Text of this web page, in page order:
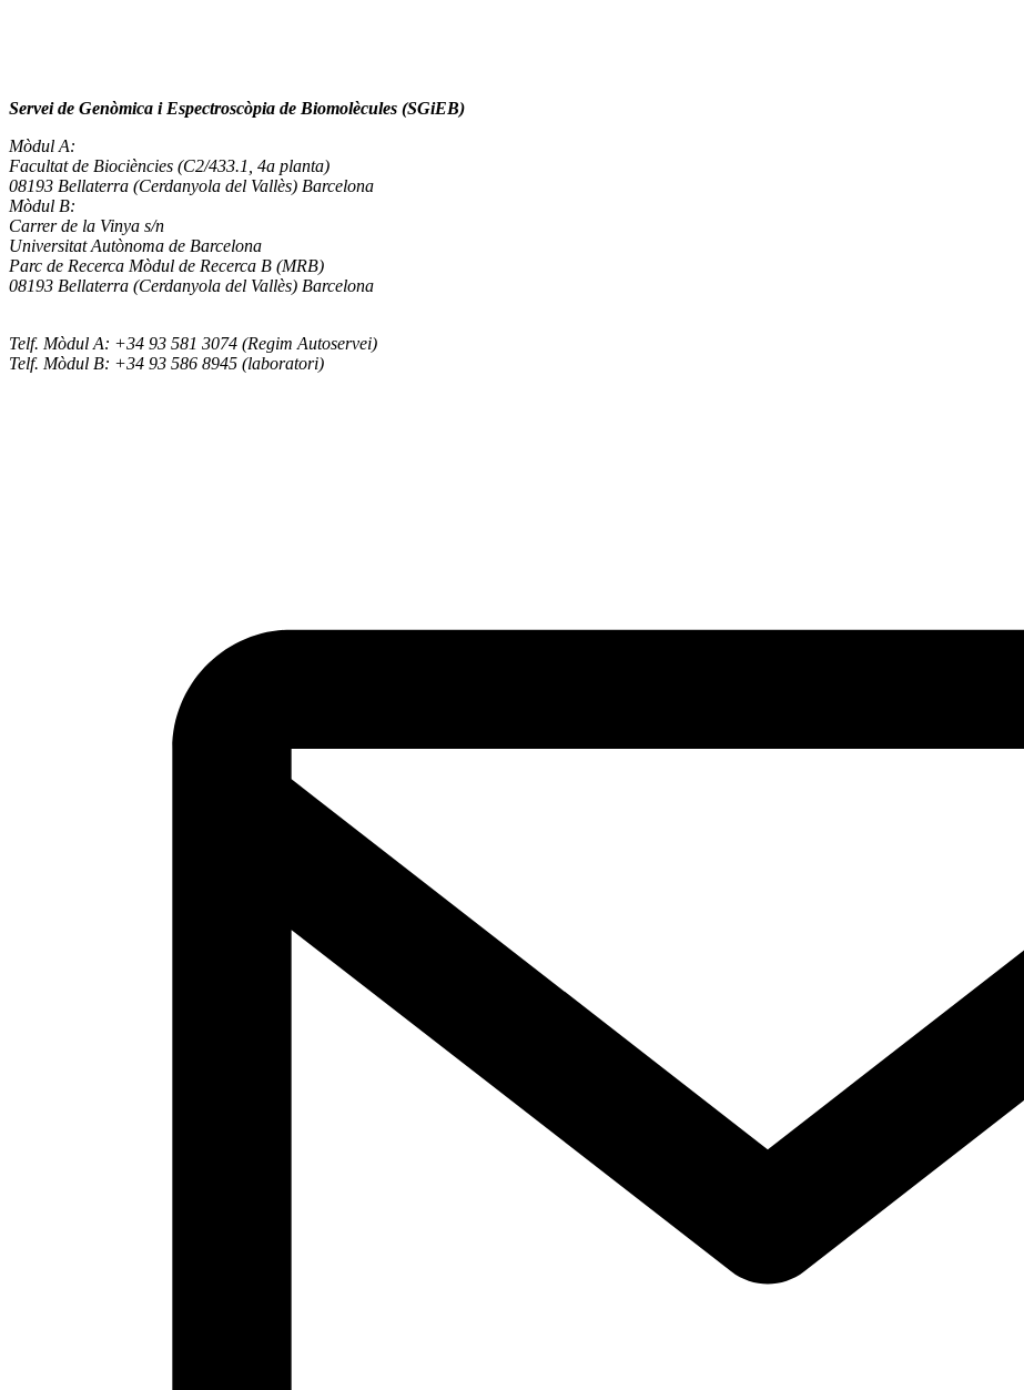
Servei de Genòmica i Espectroscòpia de Biomolècules (SGiEB)
Mòdul A:
Facultat de Biociències (C2/433.1, 4a planta)
08193 Bellaterra (Cerdanyola del Vallès) Barcelona
Mòdul B:
Carrer de la Vinya s/n
Universitat Autònoma de Barcelona
Parc de Recerca Mòdul de Recerca B (MRB)
08193 Bellaterra (Cerdanyola del Vallès) Barcelona
Telf. Mòdul A: +34 93 581 3074 (Regim Autoservei)
Telf. Mòdul B: +34 93 586 8945 (laboratori)